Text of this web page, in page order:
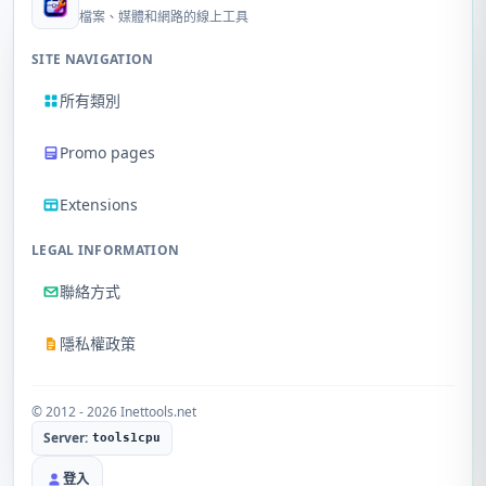
檔案、媒體和網路的線上工具
SITE NAVIGATION
所有類別
Promo pages
Extensions
LEGAL INFORMATION
聯絡方式
隱私權政策
© 2012 - 2026 Inettools.net
Server: tools1cpu
登入